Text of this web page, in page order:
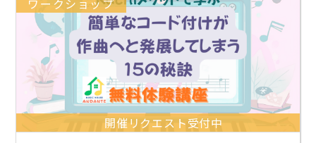
ワークショップ
開催リクエスト受付中